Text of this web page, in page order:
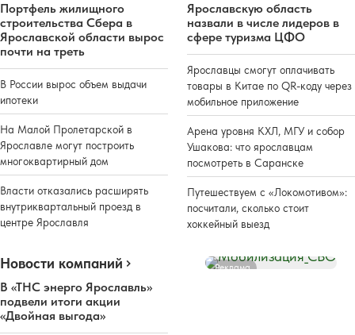
Портфель жилищного
строительства Сбера в
Ярославской области вырос
почти на треть
В России вырос объем выдачи
ипотеки
На Малой Пролетарской в
Ярославле могут построить
многоквартирный дом
Власти отказались расширять
внутриквартальный проезд в
центре Ярославля
Ярославскую область
назвали в числе лидеров в
сфере туризма ЦФО
Ярославцы смогут оплачивать
товары в Китае по QR-коду через
мобильное приложение
Арена уровня КХЛ, МГУ и собор
Ушакова: что ярославцам
посмотреть в Саранске
Путешествуем с «Локомотивом»:
посчитали, сколько стоит
хоккейный выезд
Новости компаний
В «ТНС энерго Ярославль»
подвели итоги акции
«Двойная выгода»
Реклама